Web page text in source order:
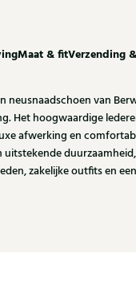
Maat & fitVerzending
neusnaadschoen van
Het hoogwaardige
afwerking en
uitstekende
zakelijke outfits en